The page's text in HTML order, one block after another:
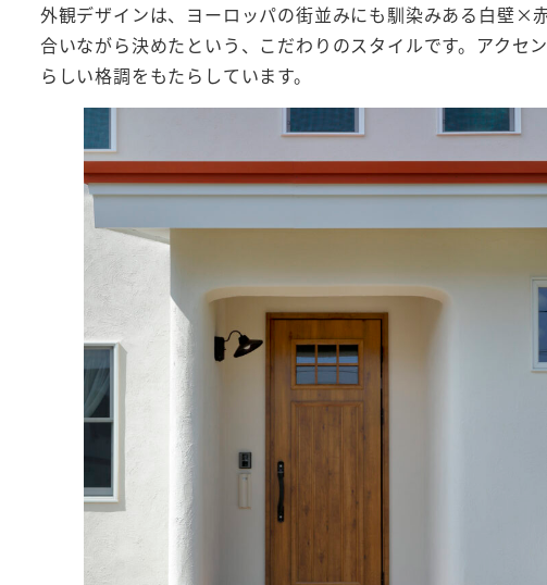
外観デザインは、ヨーロッパの街並みにも馴染みある白壁×
合いながら決めたという、こだわりのスタイルです。アクセ
らしい格調をもたらしています。